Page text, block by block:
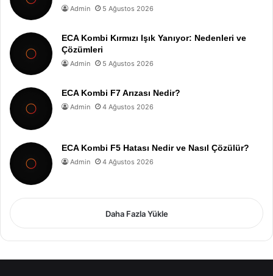
Admin 5 Ağustos 2026
ECA Kombi Kırmızı Işık Yanıyor: Nedenleri ve
Çözümleri
Admin 5 Ağustos 2026
ECA Kombi F7 Arızası Nedir?
Admin 4 Ağustos 2026
ECA Kombi F5 Hatası Nedir ve Nasıl Çözülür?
Admin 4 Ağustos 2026
Daha Fazla Yükle